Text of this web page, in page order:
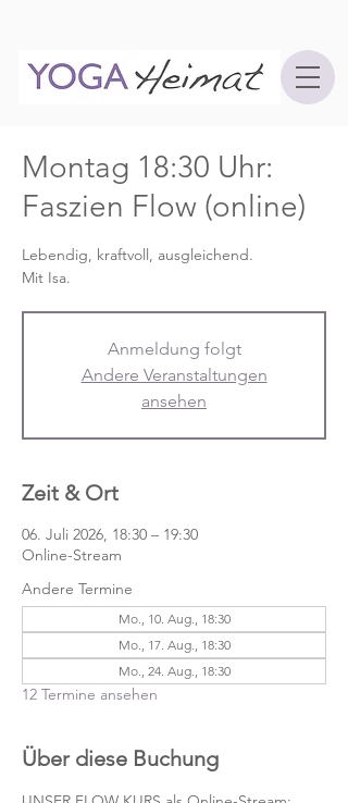
Montag 18:30 Uhr:
Faszien Flow (online)
Lebendig, kraftvoll, ausgleichend.
Mit Isa.
Anmeldung folgt
Andere Veranstaltungen
ansehen
Zeit & Ort
06. Juli 2026, 18:30 – 19:30
Online-Stream
Andere Termine
Mo., 10. Aug., 18:30
Mo., 17. Aug., 18:30
Mo., 24. Aug., 18:30
12 Termine ansehen
Über diese Buchung